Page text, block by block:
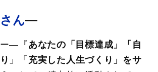
ん―
―『 あなたの「目標達成」「自
」「 充実した人生づくり」をサ